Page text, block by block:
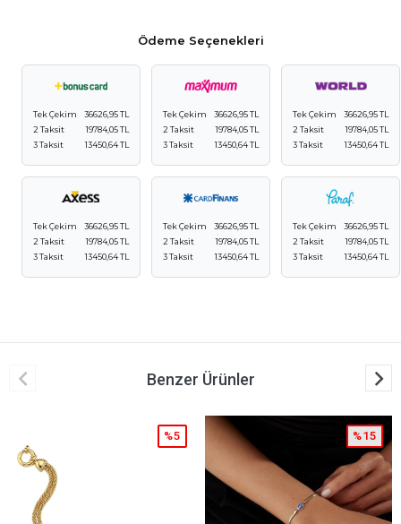
Ödeme Seçenekleri
Tek Çekim
36626,95 TL
2 Taksit
19784,05 TL
3 Taksit
13450,64 TL
Tek Çekim
36626,95 TL
2 Taksit
19784,05 TL
3 Taksit
13450,64 TL
Tek Çekim
36626,95 TL
2 Taksit
19784,05 TL
3 Taksit
13450,64 TL
Tek Çekim
36626,95 TL
2 Taksit
19784,05 TL
3 Taksit
13450,64 TL
Tek Çekim
36626,95 TL
2 Taksit
19784,05 TL
3 Taksit
13450,64 TL
Tek Çekim
36626,95 TL
2 Taksit
19784,05 TL
3 Taksit
13450,64 TL
Benzer Ürünler
%15 %5